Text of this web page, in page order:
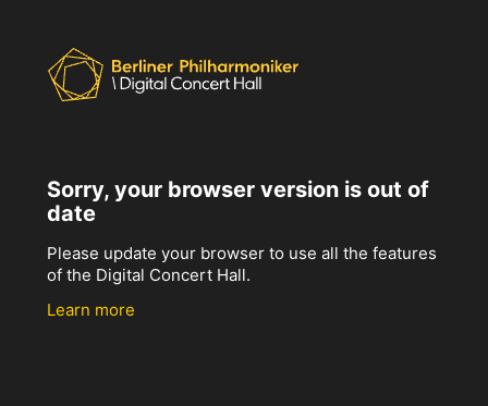
Sorry, your browser version is out of
date
Please update your browser to use all the features
of the Digital Concert Hall.
Learn more